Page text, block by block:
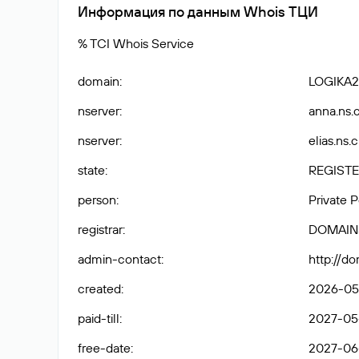
Информация по данным Whois ТЦИ
% TCI Whois Service
domain:
nserver:
nserver:
state:
person:
Private
registrar:
admin-contact:
http://
created:
2026-
paid-till:
2027-
free-date: 2027-